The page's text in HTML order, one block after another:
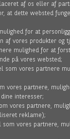
regres
flow. Dette
af os eller af
at dette websted
for at
af ​​vores produkter og
mulighed for at
på vores websted;
som vores partnere
vores partnere,
interesser;
vores partnere,
reklame);
som vores partnere,